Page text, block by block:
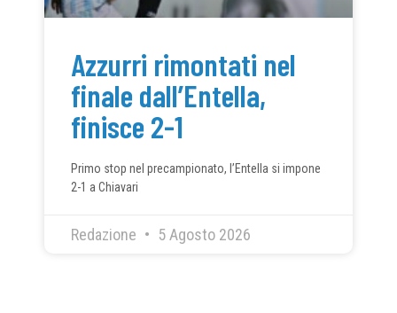
Azzurri rimontati nel
finale dall’Entella,
finisce 2-1
Primo stop nel precampionato, l’Entella si impone
2-1 a Chiavari
Redazione 5 Agosto 2026